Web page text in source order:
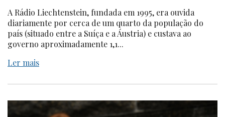
A Rádio Liechtenstein, fundada em 1995, era ouvida
diariamente por cerca de um quarto da população do
país (situado entre a Suíça e a Áustria) e custava ao
governo aproximadamente 1,1...
Ler mais